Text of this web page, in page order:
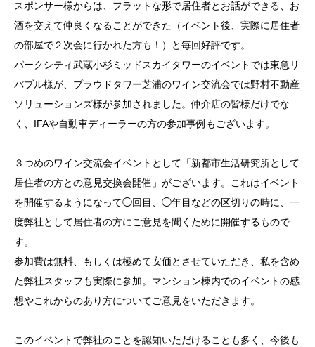
スポンサー様からは、フラットな形で居住者とお話ができる、お
酒を交えて仲良くなることができた（イベント後、実際に居住者
の部屋で２次会に行かれた方も！）と毎回好評です。
パークシティ武蔵小杉ミッドスカイタワーのイベントでは東急リ
バブル様が、プラウドタワー芝浦のワイン交流会では野村不動産
ソリューションズ様が参加されました。仲介店の皆様だけでな
く、IFAや自動車ディーラーの方の参加事例もございます。
３つめのワイン交流会イベントとして「新都市生活研究所として
居住者の方との意見交換会開催」がございます。これはイベント
を開催するようになって◯回目、◯年目などの区切りの時に、一
度弊社として居住者の方にご意見を聞くために開催するもので
す。
参加費は無料、もしくは極めて安価とさせていただき、私を含め
た弊社スタッフも実際に参加。マンション棟内でのイベントの感
想やこれからのあり方についてご意見をいただきます。
このイベントで弊社のことを認知いただけることも多く、今後も